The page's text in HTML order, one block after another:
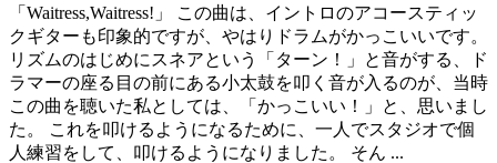
「Waitress,Waitress!」 この曲は、イントロのアコースティッ
クギターも印象的ですが、やはりドラムがかっこいいです。
リズムのはじめにスネアという「ターン！」と音がする、ド
ラマーの座る目の前にある小太鼓を叩く音が入るのが、当時
この曲を聴いた私としては、「かっこいい！」と、思いまし
た。 これを叩けるようになるために、一人でスタジオで個
人練習をして、叩けるようになりました。 そん ...